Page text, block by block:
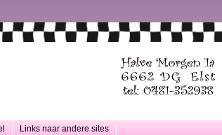
Links naar andere sites